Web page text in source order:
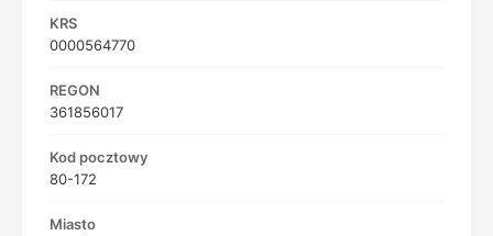
KRS
0000564770
REGON
361856017
Kod pocztowy
80-172
Miasto